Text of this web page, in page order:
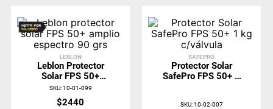
LEBLON
Leblon Protector
Solar FPS 50+
Amplio Espectro 90
Grs
SKU:10-01-099
$2440
SAFEPRO
Protector Solar
SafePro FPS 50+ 1
SKU:10-02-007
casco